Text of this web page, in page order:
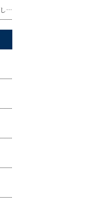
数量限定!!『生酛 純米 原酒 時のしらべ』令和8年8月20日(木)発売予定!!!